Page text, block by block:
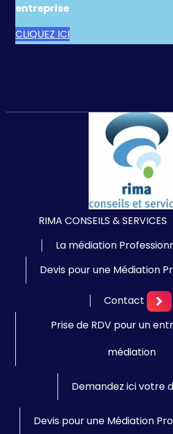
entreprise
CLIQUEZ ICI
RIMA CONSEILS & SERVICES
La médiation
Devis pour une Médiation
Contact
Prise de RDV pour un
médiation
Demandez ici votre
Devis pour une Médiation